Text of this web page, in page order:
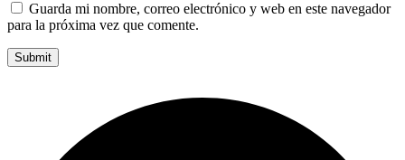
Guarda mi nombre, correo electrónico y web en este navegador
para la próxima vez que comente.